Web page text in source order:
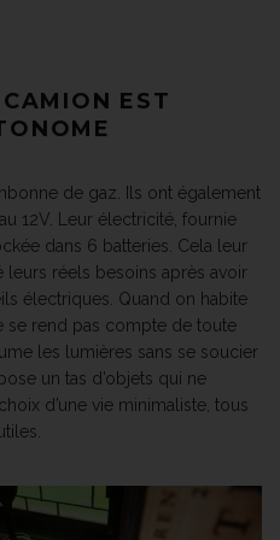
EST
de gaz. Ils ont également
12V. Leur électricité, fournie
dans 6 batteries. Cela leur
leurs réels besoins après avoir
électriques. Quand on habite
se rend pas compte de toute
les lumières sans se soucier
un tas d’objets qui ne
d’une vie minimaliste, tous